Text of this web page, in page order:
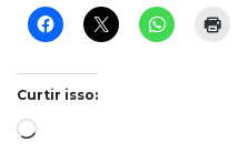
Curtir isso:
Carregando...